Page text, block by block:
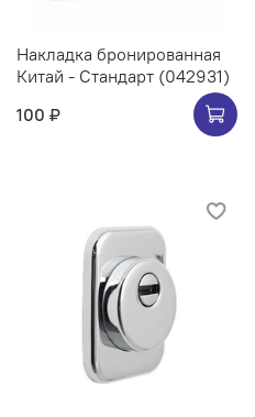
Накладка бронированная
Китай - Стандарт (042931)
100 ₽